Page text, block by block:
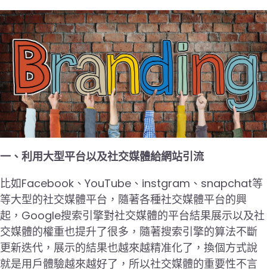
一、利用大型平台以及社交媒體給網站引流
比如Facebook、YouTube、instgram、snapchat等
等大型的社交媒體平台，隨著各種社交媒體平台的興
起，Google搜索引擎對社交媒體的平台結果展示以及社
交媒體的權重也提升了很多，隨著搜索引擎的算法不斷
更新迭代，展示的結果也越來越精准化了，換個方式說
就是用戶體驗越來越好了，所以社交媒體的重要性不言